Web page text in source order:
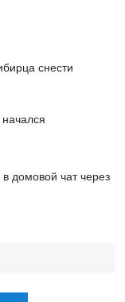
снести
домовой чат через